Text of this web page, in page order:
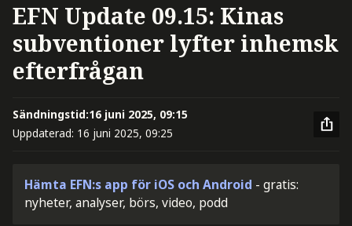
EFN Update 09.15: Kinas
subventioner lyfter inhemsk
efterfrågan
Sändningstid:16 juni 2025, 09:15
Uppdaterad: 16 juni 2025, 09:25
Hämta EFN:s app för iOS och Android - gratis:
nyheter, analyser, börs, video, podd